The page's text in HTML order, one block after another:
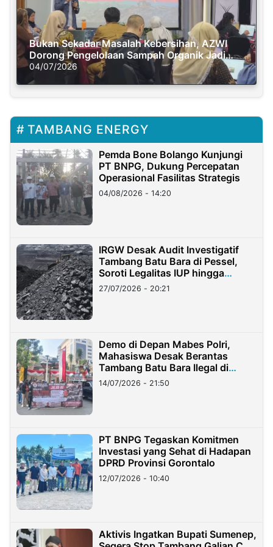
Bukan Sekadar Masalah Kebersihan, AZWI
Dorong Pengelolaan Sampah Organik Jadi
Solusi Krisis Iklim
04/07/2026
TAMBANG ENERGY
Pemda Bone Bolango Kunjungi
PT BNPG, Dukung Percepatan
Operasional Fasilitas Strategis
04/08/2026 - 14:20
IRGW Desak Audit Investigatif
Tambang Batu Bara di Pessel,
Soroti Legalitas IUP hingga
Stockpile
27/07/2026 - 20:21
Demo di Depan Mabes Polri,
Mahasiswa Desak Berantas
Tambang Batu Bara Ilegal di
Lampung
14/07/2026 - 21:50
PT BNPG Tegaskan Komitmen
Investasi yang Sehat di Hadapan
DPRD Provinsi Gorontalo
12/07/2026 - 10:40
Aktivis Ingatkan Bupati Sumenep,